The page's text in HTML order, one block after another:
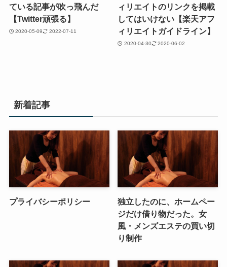
ている記事が吹っ飛んだ
【Twitter頑張る】
2020-05-09 2022-07-11
ィリエイトのリンクを掲載
してはいけない【楽天アフ
ィリエイトガイドライン】
2020-04-30 2020-06-02
新着記事
プライバシーポリシー
独立したのに、ホームペー
ジだけ借り物だった。女
風・メンズエステの買い切
り制作